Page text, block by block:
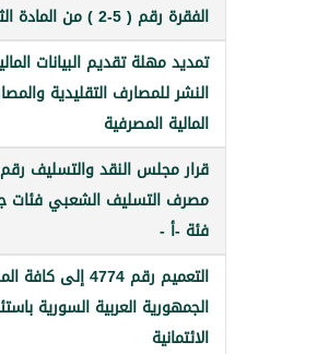
الفقرة رقم ( 5-2 ) من المادة الثامنة
تمديد مهلة تقديم البيانات
النشر للمصارف التقليدية
المالية المصرفية
مصرف التسليف الشعبي فئات
فئة -أ -
التعميم رقم 4774
الجمهورية العربية السورية
الائتمانية